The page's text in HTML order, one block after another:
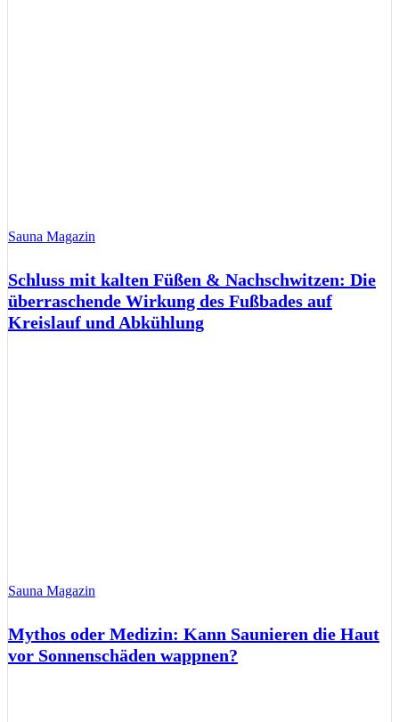
Sauna Magazin
Schluss mit kalten Füßen & Nachschwitzen: Die
überraschende Wirkung des Fußbades auf
Kreislauf und Abkühlung
Sauna Magazin
Mythos oder Medizin: Kann Saunieren die Haut
vor Sonnenschäden wappnen?